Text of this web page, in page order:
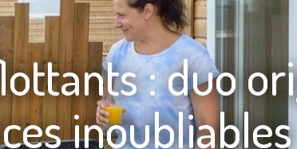
: duo
inoubliables